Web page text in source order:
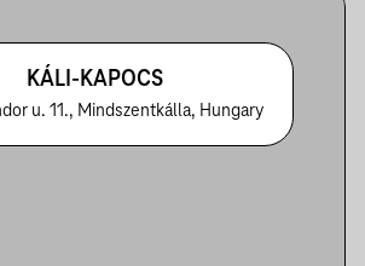
KÁLI-KAPOCS
u. 11., Mindszentkálla, Hungary